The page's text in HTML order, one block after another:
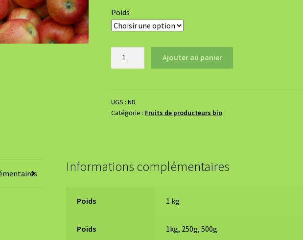
Poids
Ajouter au panier
UGS :ND
Catégorie : Fruits de producteurs bio
Informations complémentaires
Poids 1 kg
Poids 1kg, 250g, 500g